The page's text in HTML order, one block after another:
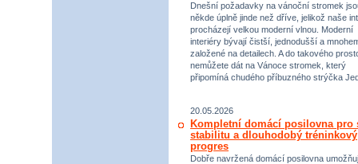
Dnešní požadavky na vánoční stromek
někde úplně jinde než dříve, jelikož naše
procházejí velkou moderní vlnou. Moderní
interiéry bývají čistší, jednodušší a
založené na detailech. A do takového
nemůžete dát na Vánoce stromek, který
připomíná chudého příbuzného strýčka
20.05.2026
Kompletní domácí posilovna pro
stabilitu a dlouhodobý tréninkový
progres
Dobře navržená domácí posilovna